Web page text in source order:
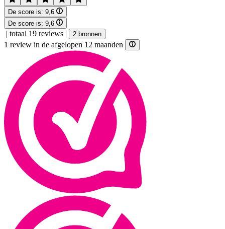
De score is: 9,6
De score is: 9,6
| totaal 19 reviews | 2 bronnen
1 review in de afgelopen 12 maanden